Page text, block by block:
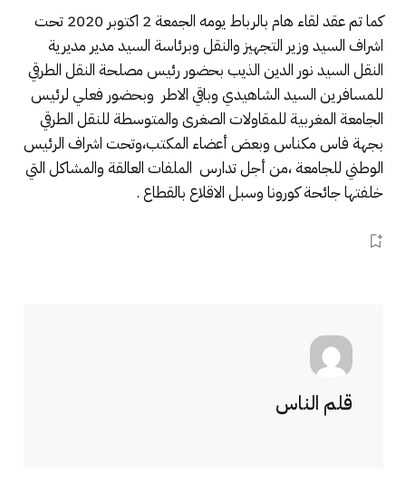
كما تم عقد لقاء هام بالرباط يومه الجمعة 2 اكتوبر 2020 تحت
اشراف السيد وزير التجهيز والنقل وبرئاسة السيد مدير مديرية
النقل السيد نور الدين الذيب بحضور رئيس مصلحة النقل الطرقي
للمسافرين السيد الشاهيدي وباقي الاطر وبحضور فعلي لرئيس
الجامعة المغربية للمقاولات الصغرى والمتوسطة للنقل الطرقي
بجهة فاس مكناس وبعض أعضاء المكتب،وتحت اشراف الرئيس
الوطني للجامعة ،من أجل تدارس الملفات العالقة والمشاكل التي
خلفتها جائحة كورونا وسبل الاقلاع بالقطاع .
قلم الناس